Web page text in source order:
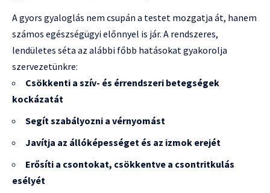
A gyors gyaloglás nem csupán a testet mozgatja át, hanem
számos egészségügyi előnnyel is jár. A rendszeres,
lendületes séta az alábbi főbb hatásokat gyakorolja
szervezetünkre:
Csökkenti a szív- és érrendszeri betegségek
kockázatát
Segít szabályozni a vérnyomást
Javítja az állóképességet és az izmok erejét
Erősíti a csontokat, csökkentve a csontritkulás
esélyét